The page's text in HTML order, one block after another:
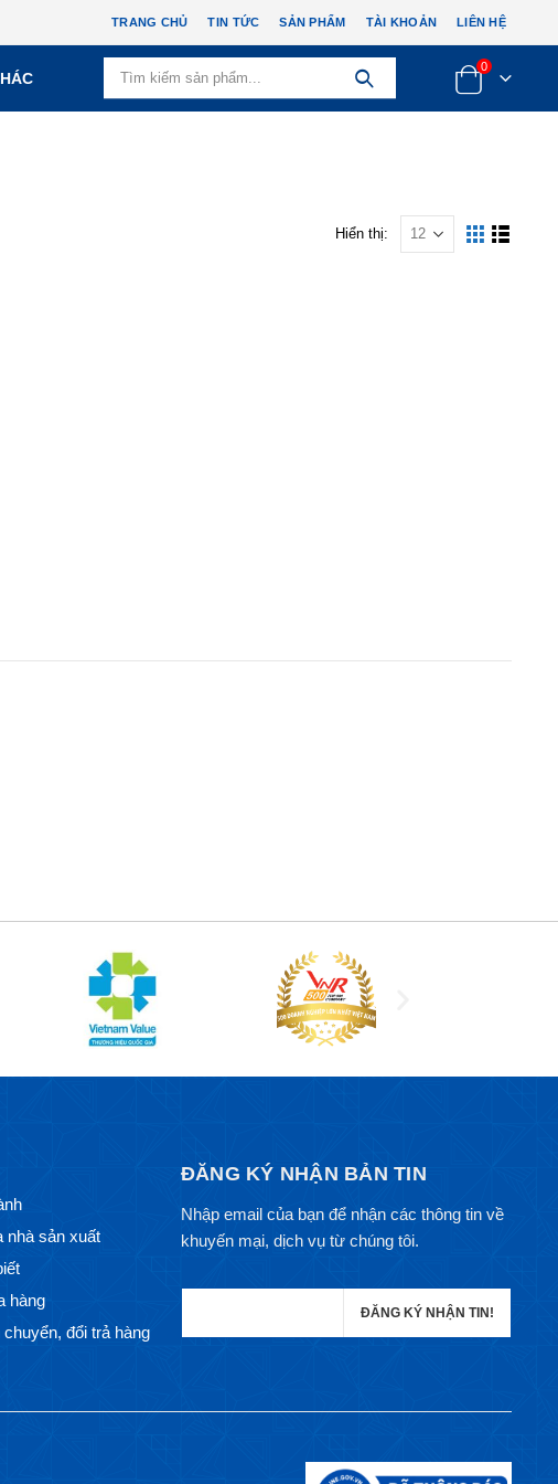
TRANG CHỦ TIN TỨC SẢN PHẨM TÀI KHOẢN LIÊN HỆ
0
Hiển thị:
nhà sản xuất
hàng
đổi trả hàng
ĐĂNG KÝ NHẬN BẢN TIN
Nhập email của bạn để nhận các thông tin về
khuyến mại, dịch vụ từ chúng tôi.